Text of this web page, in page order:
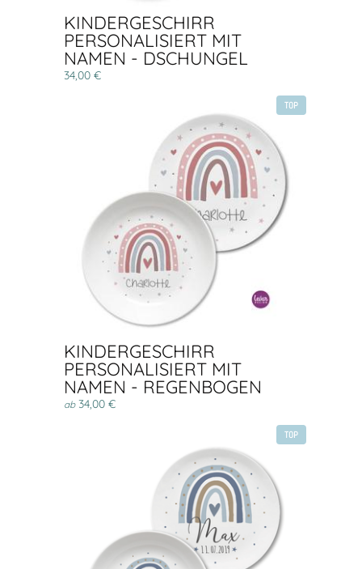
KINDERGESCHIRR
PERSONALISIERT MIT
NAMEN - DSCHUNGEL
34,00 €
TOP
KINDERGESCHIRR
PERSONALISIERT MIT
NAMEN - REGENBOGEN
ab34,00 €
TOP